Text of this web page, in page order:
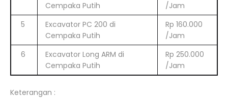
Cempaka Putih
/Jam
5
Excavator PC 200 di
Cempaka Putih
Rp 160.000
/Jam
6
Excavator Long ARM di
Cempaka Putih
Rp 250.000
/Jam
Keterangan :